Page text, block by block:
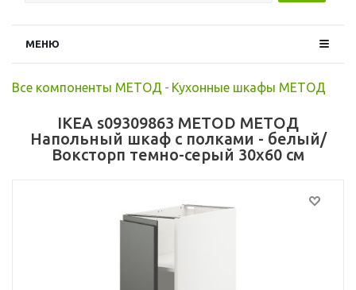
МЕНЮ
Все компоненты МЕТОД - Кухонные шкафы МЕТОД
IKEA s09309863 METOD МЕТОД
Напольный шкаф с полками - белый/
Воксторп темно-серый 30x60 см